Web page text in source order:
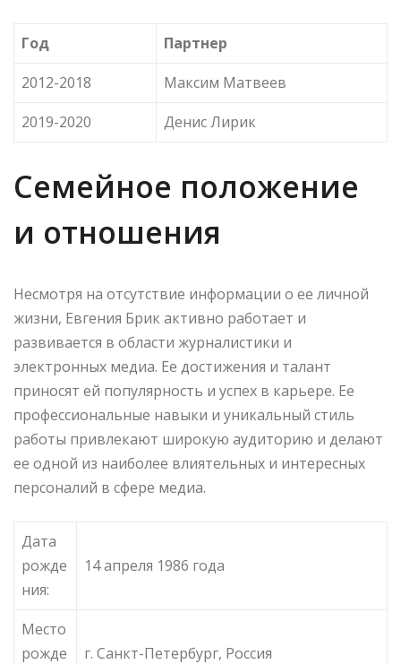
Год
Партнер
2012-2018
Максим Матвеев
2019-2020
Денис Лирик
Семейное положение
и отношения
Несмотря на отсутствие информации о ее личной
жизни, Евгения Брик активно работает и
развивается в области журналистики и
электронных медиа. Ее достижения и талант
приносят ей популярность и успех в карьере. Ее
профессиональные навыки и уникальный стиль
работы привлекают широкую аудиторию и делают
ее одной из наиболее влиятельных и интересных
персоналий в сфере медиа.
Дата
рожде
ния:
14 апреля 1986 года
Место
рожде
г. Санкт-Петербург, Россия